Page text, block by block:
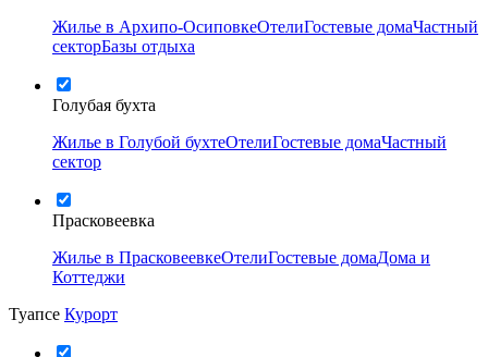
Жилье в Архипо-ОсиповкеОтелиГостевые домаЧастный
секторБазы отдыха
Голубая бухта
Жилье в Голубой бухтеОтелиГостевые домаЧастный
сектор
Прасковеевка
Жилье в ПрасковеевкеОтелиГостевые домаДома и
Коттеджи
Туапсе Курорт